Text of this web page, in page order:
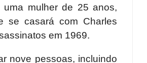
uma mulher de 25 anos,
se casará com Charles
em 1969.
nove pessoas, incluindo